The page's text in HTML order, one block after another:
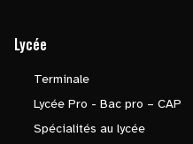
Lycée
Terminale
Lycée Pro - Bac pro – CAP
Spécialités au lycée